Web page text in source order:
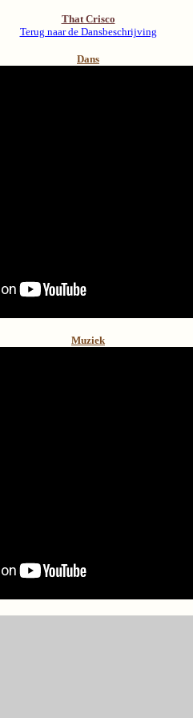
That Crisco
Terug naar de Dansbeschrijving
Dans
Muziek